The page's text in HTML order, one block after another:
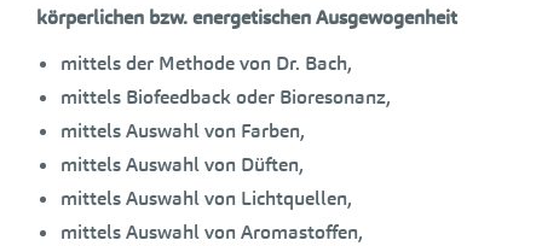
körperlichen bzw. energetischen Ausgewogenheit
mittels der Methode von Dr. Bach,
mittels Biofeedback oder Bioresonanz,
mittels Auswahl von Farben,
mittels Auswahl von Düften,
mittels Auswahl von Lichtquellen,
mittels Auswahl von Aromastoffen,